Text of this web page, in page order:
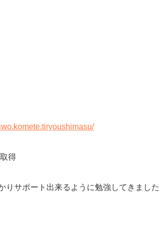
得
りサポート出来るように勉強してきまし